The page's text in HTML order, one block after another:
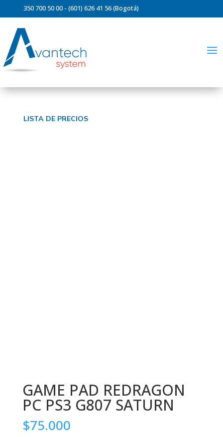
350 700 50 00 - (601) 626 41 56 (Bogotá)
ventas@avantechsystem.com
LISTA DE PRECIOS
GAME PAD REDRAGON
PC PS3 G807 SATURN
$75.000